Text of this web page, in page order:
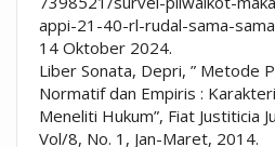
appi-21-40-rl-rudal-sama-
14 Oktober 2024.
Liber Sonata, Depri, ” Metode
Normatif dan Empiris :
Meneliti Hukum”, Fiat Justiticia
Vol/8, No. 1, Jan-Maret, 2014.